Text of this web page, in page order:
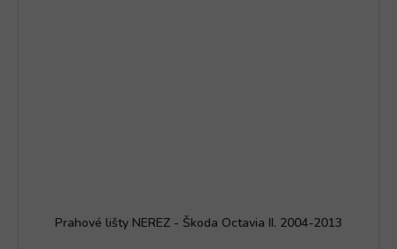
Prahové lišty NEREZ - Škoda Octavia II. 2004-2013